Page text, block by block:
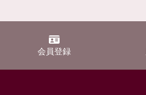
会員登録